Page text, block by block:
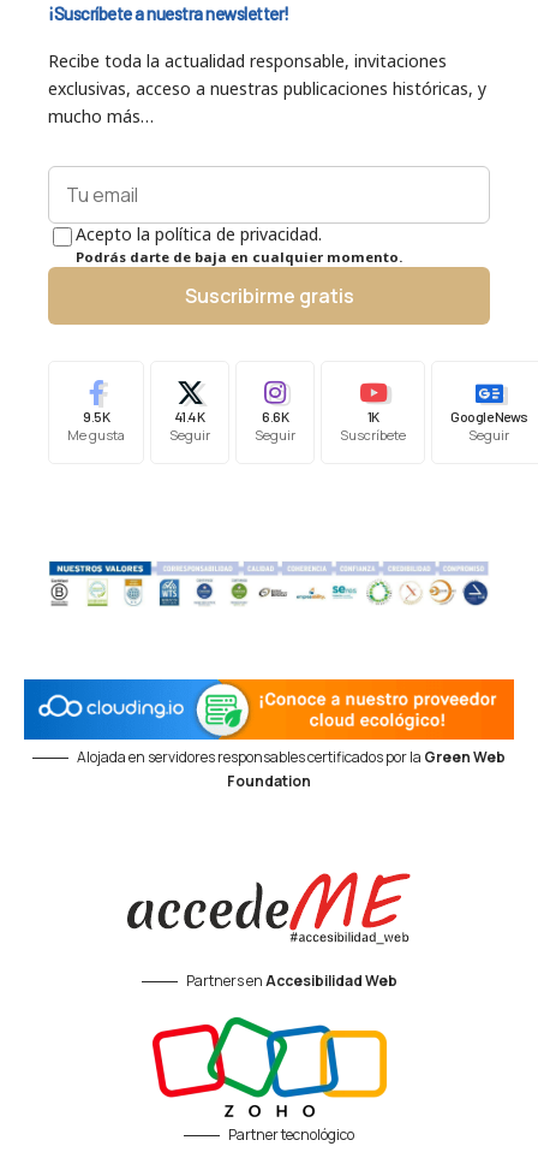
¡Suscríbete a nuestra newsletter!
Recibe toda la actualidad responsable, invitaciones
exclusivas, acceso a nuestras publicaciones históricas, y
mucho más…
Acepto la política de privacidad.
Podrás darte de baja en cualquier momento.
Suscribirme gratis
9.5K
Me gusta
41.4K
Seguir
6.6K
Seguir
1K
Suscríbete
Google News
Seguir
Alojada en servidores responsables certificados por la Green Web
Foundation
Partners enAccesibilidad Web
Partner tecnológico